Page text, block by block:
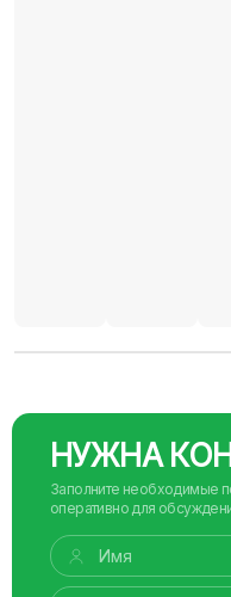
НУЖНА
Заполните необходимые
оперативно для